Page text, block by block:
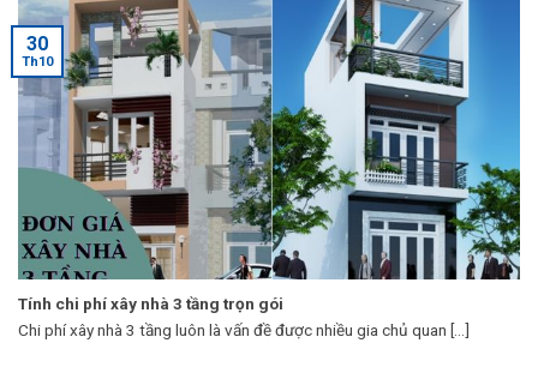
Tính chi phí xây nhà 3 tầng trọn gói
Chi phí xây nhà 3 tầng luôn là vấn đề được nhiều gia chủ quan [...]
30
Th10